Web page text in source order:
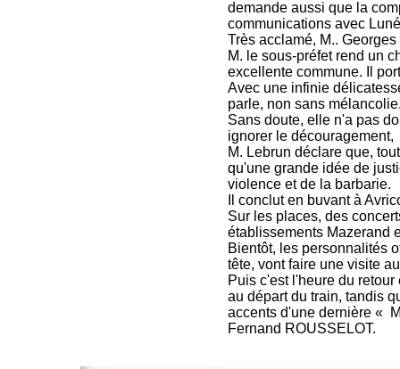
demande aussi que la
communications avec
Très acclamé, M..
M. le sous-préfet rend un
excellente commune. Il
Avec une infinie
parle, non sans
Sans doute, elle n'a pas
ignorer le découragement,
M. Lebrun déclare que,
qu'une grande idée de
violence et de la barbarie.
Il conclut en buvant à
Sur les places, des
établissements Mazerand
Bientôt, les personnalités
tête, vont faire une visite
Puis c'est l'heure du
au départ du train, tandis
accents d'une dernière «
Fernand ROUSSELOT.